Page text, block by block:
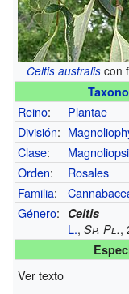
Celtis australiscon
Reino:
Plantae
División:
Clase:
Orden:
Rosales
Familia:
Género: Celtis
L.,Sp. Pl.,
Ver texto